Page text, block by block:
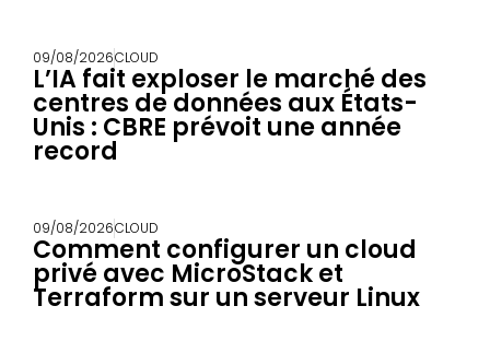
09/08/2026CLOUD
L’IA fait exploser le marché des
centres de données aux États-
Unis : CBRE prévoit une année
record
09/08/2026CLOUD
Comment configurer un cloud
privé avec MicroStack et
Terraform sur un serveur Linux